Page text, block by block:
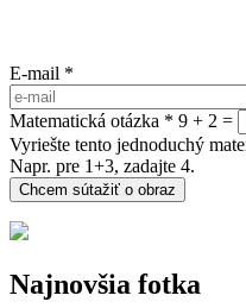
E-mail *
Matematická otázka * 9 + 2 =
Vyriešte tento jednoduchý
Napr. pre 1+3, zadajte 4.
Najnovšia fotka